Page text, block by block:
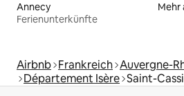
Annecy
Ferienunterkünfte
Mehr
Airbnb Frankreich Auvergne-
Département Isère Saint-